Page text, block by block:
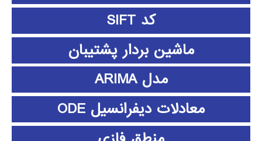
کد SIFT
ماشین بردار پشتیبان
مدل ARIMA
معادلات دیفرانسیل ODE